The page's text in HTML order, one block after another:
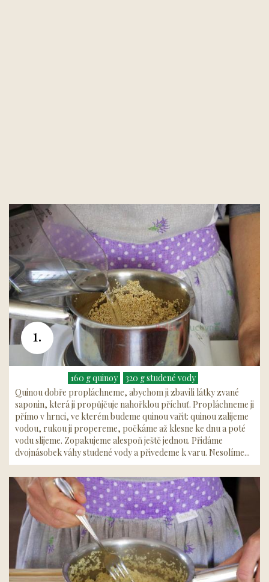
1.
160 g quinoy
320 g studené vody
Quinou dobře propláchneme, abychom ji zbavili látky zvané
saponin, která ji propůjčuje nahořklou příchuť. Propláchneme ji
přímo v hrnci, ve kterém budeme quinou vařit: quinou zalijeme
vodou, rukou ji propereme, počkáme až klesne ke dnu a poté
vodu slijeme. Zopakujeme alespoň ještě jednou. Přidáme
dvojnásobek váhy studené vody a přivedeme k varu. Nesolíme...